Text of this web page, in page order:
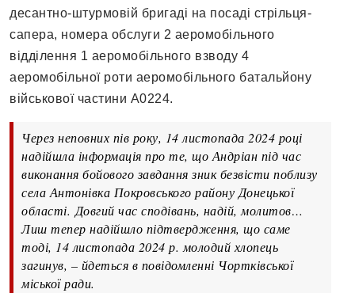
десантно-штурмовій бригаді на посаді стрільця-
сапера, номера обслуги 2 аеромобільного
відділення 1 аеромобільного взводу 4
аеромобільної роти аеромобільного батальйону
військової частини А0224.
Через неповних пів року, 14 листопада 2024 році
надійшла інформація про те, що Андріан під час
виконання бойового завдання зник безвісти поблизу
села Антонівка Покровського району Донецької
області. Довгий час сподівань, надій, молитов…
Лиш тепер надійшло підтвердження, що саме
тоді, 14 листопада 2024 р. молодий хлопець
загинув, – йдеться в повідомленні Чортківської
міської ради.